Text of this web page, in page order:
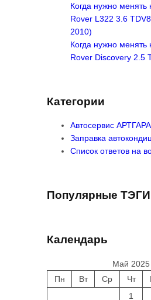
Когда нужно менять
Rover L322 3.6
2010)
Когда нужно менять
Rover Discovery 2.5
Категории
Автосервис
Заправка
Список ответов на
Популярные ТЭГИ
Календарь
Май 2025
Пн
Вт Ср Чт
1